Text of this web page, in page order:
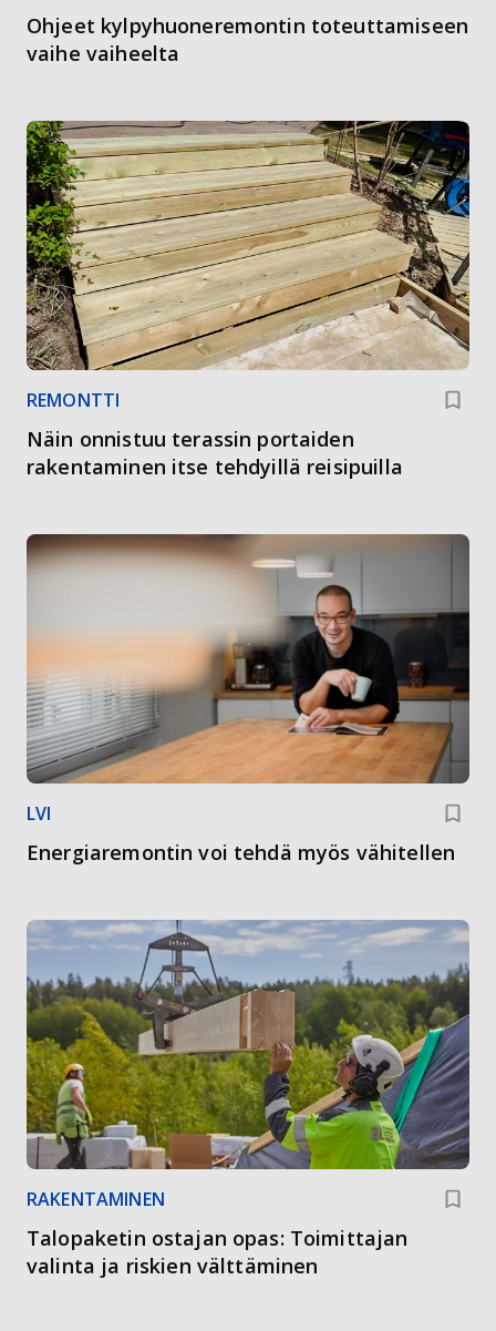
Ohjeet kylpyhuoneremontin toteuttamiseen
vaihe vaiheelta
REMONTTI
Näin onnistuu terassin portaiden
rakentaminen itse tehdyillä reisipuilla
LVI
Energiaremontin voi tehdä myös vähitellen
RAKENTAMINEN
Talopaketin ostajan opas: Toimittajan
valinta ja riskien välttäminen